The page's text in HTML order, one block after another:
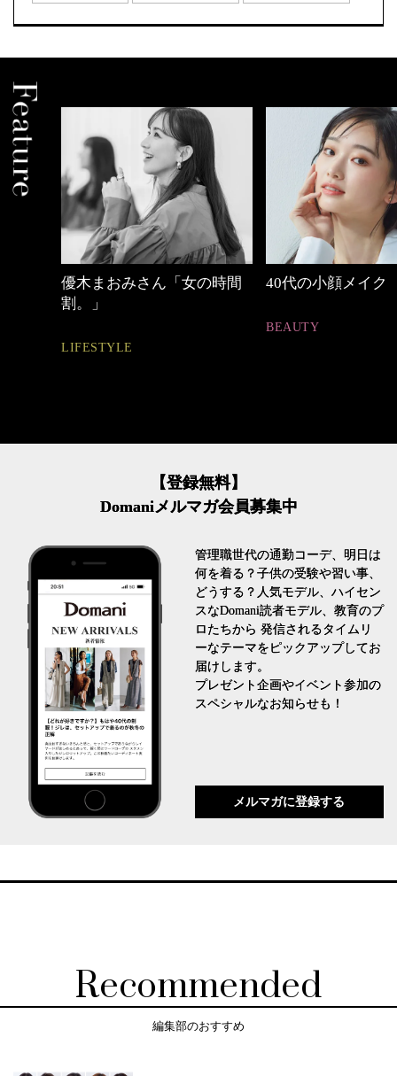
40代の小顔メイク
心地よくいられる
【登録無料】
Domaniメルマガ会員募集中
管理職世代の通勤コーデ、明日は
何を着る？子供の受験や習い事、
どうする？人気モデル、ハイセン
スなDomani読者モデル、教育のプ
ロたちから 発信されるタイムリ
ーなテーマをピックアップしてお
届けします。
プレゼント企画やイベント参加の
スペシャルなお知らせも！
メルマガに登録する
Recommended
編集部のおすすめ